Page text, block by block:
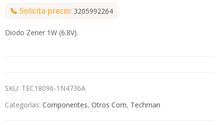
📞 Solicita precio: 3205992264
Diodo Zener 1W (6.8V).
SKU: TEC18096-1N4736A
Categorías: Componentes, Otros Com, Techman